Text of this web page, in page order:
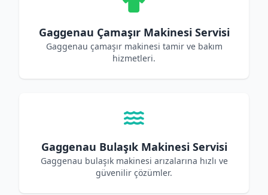
Gaggenau Çamaşır Makinesi Servisi
Gaggenau çamaşır makinesi tamir ve bakım
hizmetleri.
Gaggenau Bulaşık Makinesi Servisi
Gaggenau bulaşık makinesi arızalarına hızlı ve
güvenilir çözümler.